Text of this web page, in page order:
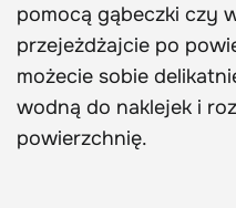
pomocą gąbeczki czy
przejeżdżajcie po
możecie sobie
wodną do naklejek i
powierzchnię.